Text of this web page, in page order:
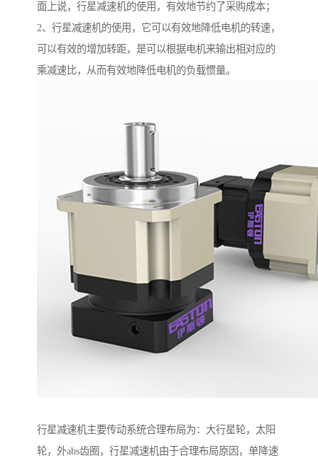
面上说，行星减速机的使用，有效地节约了采购成本；
2、行星减速机的使用，它可以有效地降低电机的转速，
可以有效的增加转距，是可以根据电机来输出相对应的
乘减速比，从而有效地降低电机的负载惯量。
行星减速机主要传动系统合理布局为：大行星轮，太阳
轮，外abs齿圈，行星减速机由于合理布局原因，单降速